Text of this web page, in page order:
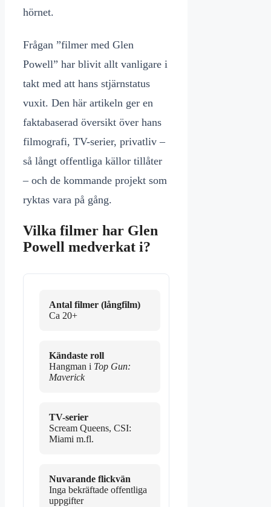
hörnet.
Frågan ”filmer med Glen
Powell” har blivit allt vanligare i
takt med att hans stjärnstatus
vuxit. Den här artikeln ger en
faktabaserad översikt över hans
filmografi, TV-serier, privatliv –
så långt offentliga källor tillåter
– och de kommande projekt som
ryktas vara på gång.
Vilka filmer har Glen
Powell medverkat i?
Antal filmer (långfilm)
Ca 20+
Kändaste roll
Hangman i Top Gun:
Maverick
TV-serier
Scream Queens, CSI:
Miami m.fl.
Nuvarande flickvän
Inga bekräftade offentliga
uppgifter